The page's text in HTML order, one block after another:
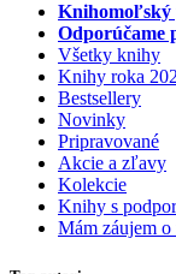
Knihomoľský
Odporúčame
Všetky knihy
Knihy roka
Bestsellery
Novinky
Pripravované
Akcie a zľavy
Kolekcie
Knihy s
Mám záujem o